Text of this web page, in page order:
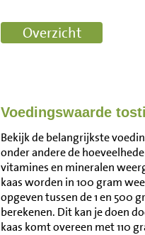
Voedingswaarde
Bekijk de belangrijkste
onder andere de
vitamines en mineralen
kaas worden in 100 gram
opgeven tussen de 1 en 500
berekenen. Dit kan je doen
kaas komt overeen met 110